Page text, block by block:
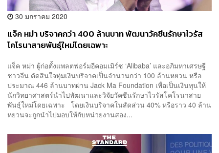
30 มกราคม 2020
แจ็ค หม่า บริจาคกว่า 400 ล้านบาท พัฒนาวัคซีนรักษาไวรัส
โคโรนาสายพันธ์ุใหม่โดยเฉพาะ
แจ็ค หม่า ผู้ก่อตั้งแพลตฟอร์มอีคอมเมิร์ซ ‘Alibaba’ และอภิมหาเศรษฐี
ชาวจีน ตัดสินใจทุ่มเงินบริจาคเป็นจำนวนกว่า 100 ล้านหยวน หรือ
ประมาณ 446 ล้านบาทผ่าน Jack Ma Foundation เพื่อเป็นเงินทุนให้
นักวิทยาศาสตร์นำไปพัฒนาและวิจัยวัคซีนรักษาไวรัสโคโรนาสาย
พันธ์ุใหม่โดยเฉพาะ โดยเงินบริจาคในสัดส่วน 40% หรือราว 40 ล้าน
หยวนจะถูกนำไปมอบให้กับหน่วยงานสอง...